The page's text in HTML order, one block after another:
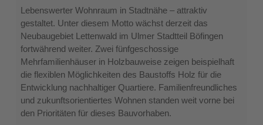
Doppel
Lebenswerter Wohnraum in Stadtnähe – attraktiv
gestaltet. Unter diesem Motto wächst derzeit das
Neubaugebiet Lettenwald im Ulmer Stadtteil Böfingen
fortwährend weiter. Zwei fünfgeschossige
Mehrfamilienhäuser in Holzbauweise zeigen beispielhaft
die flexiblen Möglichkeiten des Baustoffs Holz für die
Entwicklung nachhaltiger Quartiere. Familienfreundliches
und zukunftsorientiertes Wohnen standen weit vorne bei
den Prioritäten für dieses Bauvorhaben.